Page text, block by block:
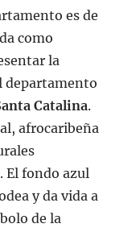
es de
como
la
departamento
Catalina.
afrocaribeña
El fondo azul
y da vida a
de la